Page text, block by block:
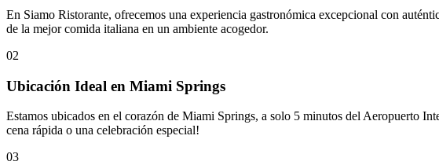
En Siamo Ristorante, ofrecemos una experiencia gastronómica excepcional con
de la mejor comida italiana en un ambiente acogedor.
02
Ubicación Ideal en Miami Springs
Estamos ubicados en el corazón de Miami Springs, a solo 5 minutos del Aeropuerto
cena rápida o una celebración especial!
03